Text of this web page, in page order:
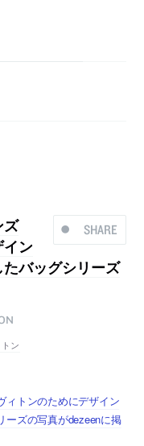
SHARE
ズ
イン
バッグシリーズ
ン
ィトンのためにデザイン
ーズの写真がdezeenに掲